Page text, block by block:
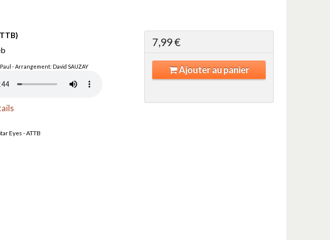
- Arrangement: David SAUZAY
Eyes - ATTB
7,99 €
Ajouter au panier